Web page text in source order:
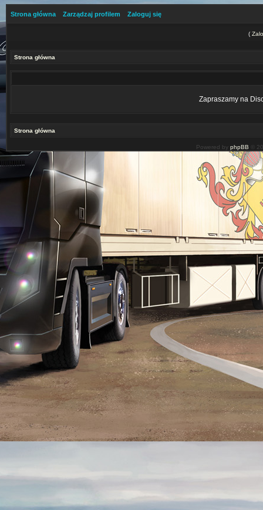
Strona główna Zarządzaj profilem Zaloguj się
(
Strona główna
Zapraszamy na
Strona główna
Powered by phpBB ©